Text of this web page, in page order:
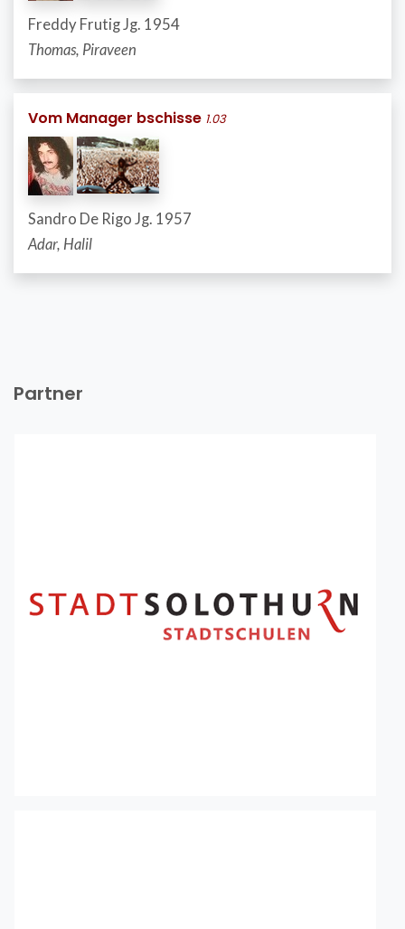
Freddy Frutig Jg. 1954
Thomas, Piraveen
Vom Manager bschisse 1.03
Sandro De Rigo Jg. 1957
Adar, Halil
Partner